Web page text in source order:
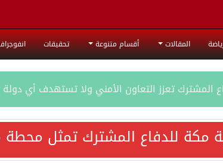
المقالات أقسام متنوعة تحقيقات
المشترك تعزز التعاون الأمني ولا تستهدف أي دولة
مكة تعكس الإرادة السياسية لحماية أمن المنطقة
مكة للدفاع المشترك تمثل